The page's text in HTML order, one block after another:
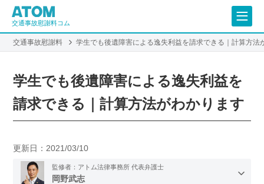
交通事故慰謝料コム
交通事故慰謝料 学生でも後遺障害による逸失利益を請求できる｜計算方法
学生でも後遺障害による逸失利益を
請求できる｜計算方法がわかります
更新日： 2021/03/10
監修者：アトム法律事務所 代表弁護士
岡野武志